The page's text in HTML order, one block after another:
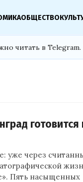
ОБЩЕСТВО
читать в Telegram.
готовится
уже через
Пять насыщенных